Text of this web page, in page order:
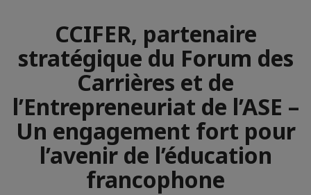
CCIFER, partenaire
stratégique du Forum des
Carrières et de
l’Entrepreneuriat de l’ASE –
Un engagement fort pour
l’avenir de l’éducation
francophone